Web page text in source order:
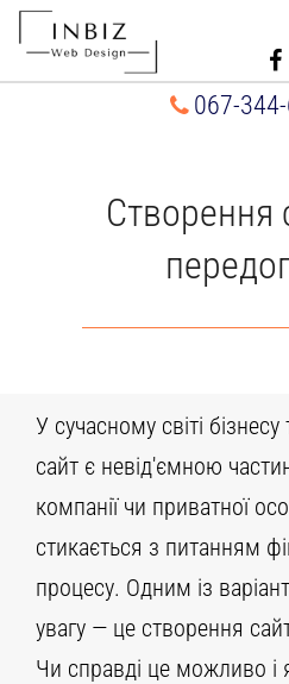
Перейти
067-
Створення
У сучасному світі
сайт є невід'ємною
компанії чи приватної
стикається з питанням
процесу. Одним із
увагу — це створення
Чи справді це можливо і